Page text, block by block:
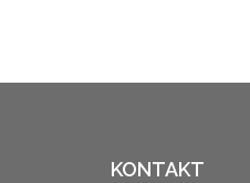
KONTAKT